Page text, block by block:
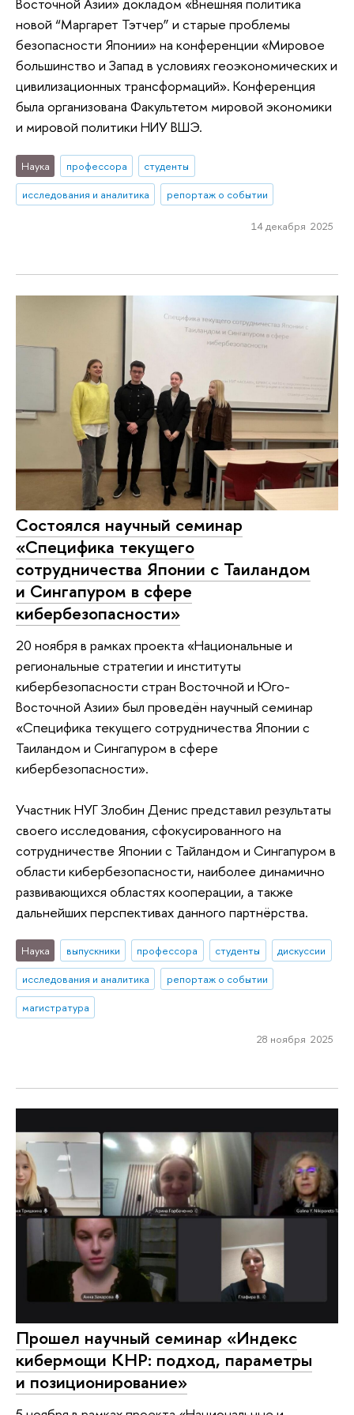
Восточной Азии» докладом «Внешняя политика
новой “Маргарет Тэтчер” и старые проблемы
безопасности Японии» на конференции «Мировое
большинство и Запад в условиях геоэкономических и
цивилизационных трансформаций». Конференция
была организована Факультетом мировой экономики
и мировой политики НИУ ВШЭ.
Наука профессора
студенты
исследования и аналитика
репортаж о событии
14 декабря 2025
Состоялся научный семинар
«Специфика текущего
сотрудничества Японии с Таиландом
и Сингапуром в сфере
кибербезопасности»
20 ноября в рамках проекта «Национальные и
региональные стратегии и институты
кибербезопасности стран Восточной и Юго-
Восточной Азии» был проведён научный семинар
«Специфика текущего сотрудничества Японии с
Таиландом и Сингапуром в сфере
кибербезопасности».
Участник НУГ Злобин Денис представил результаты
своего исследования, сфокусированного на
сотрудничестве Японии с Тайландом и Сингапуром в
области кибербезопасности, наиболее динамично
развивающихся областях кооперации, а также
дальнейших перспективах данного партнёрства.
Наука выпускники профессора студенты
дискуссии
исследования и аналитика
репортаж о событии
магистратура
28 ноября 2025
Прошел научный семинар «Индекс
кибермощи КНР: подход, параметры
и позиционирование»